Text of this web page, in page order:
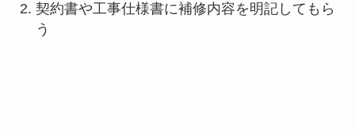
契約書や工事仕様書に補修内容を明記してもら
う